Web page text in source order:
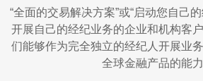
“全面的交易解决方案”或“启动您自己
开展自己的经纪业务的企业和机构客
们能够作为完全独立的经纪人开展业
全球金融产品的能力